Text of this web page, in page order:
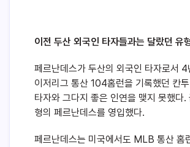
이전 두산 외국인 타자들과는 달랐던 유
페르난데스가 두산의 외국인 타자로서
이저리그 통산 104홈런을 기록했던 칸
타자와 그다지 좋은 인연을 맺지 못했다
형의 페르난데스를 영입했다.
페르난데스는 미국에서도 MLB 통산 홈